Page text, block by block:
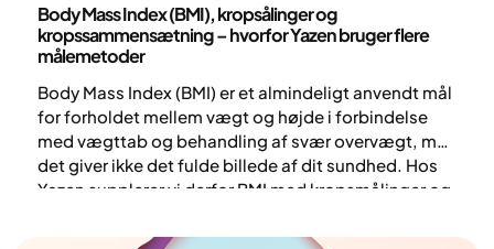
Body Mass Index (BMI), kropsålinger og
kropssammensætning – hvorfor Yazen bruger flere
målemetoder
Body Mass Index (BMI) er et almindeligt anvendt mål
for forholdet mellem vægt og højde i forbindelse
med vægttab og behandling af svær overvægt, men
det giver ikke det fulde billede af dit sundhed. Hos
Yazen supplerer vi derfor BMI med kropsmålinger og
forståelse af din krop og udvikle mere individuelle